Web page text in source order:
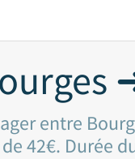
entre
42€. Durée